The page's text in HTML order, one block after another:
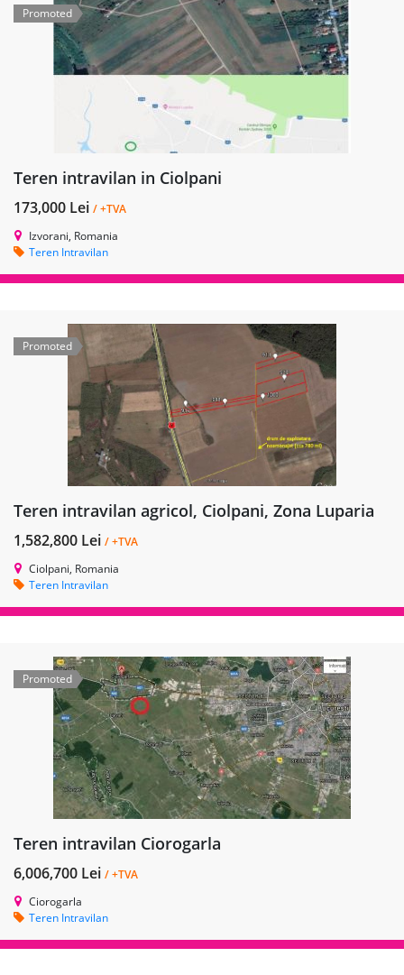
Promoted
Teren intravilan in Ciolpani
173,000 Lei / +TVA
Izvorani, Romania
Teren Intravilan
Promoted
Teren intravilan agricol, Ciolpani, Zona Luparia
1,582,800 Lei / +TVA
Ciolpani, Romania
Teren Intravilan
Promoted
Teren intravilan Ciorogarla
6,006,700 Lei / +TVA
Ciorogarla
Teren Intravilan